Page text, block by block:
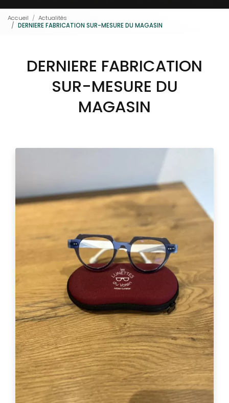
Accueil
Actualités
DERNIERE FABRICATION SUR-MESURE DU MAGASIN
DERNIERE FABRICATION
SUR-MESURE DU
MAGASIN